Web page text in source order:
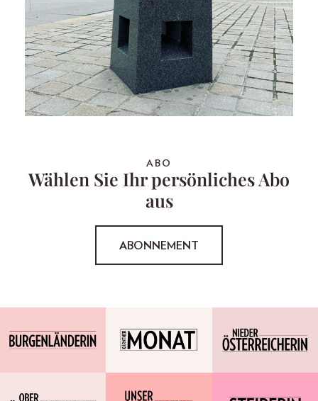
ABO
Wählen Sie Ihr persönliches Abo
aus
ABONNEMENT